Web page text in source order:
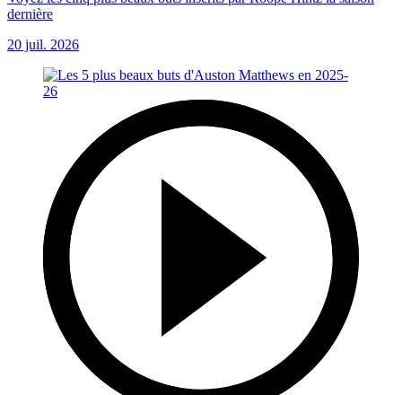
dernière
20 juil. 2026